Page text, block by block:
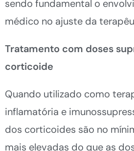
sendo fundamental o
médico no ajuste da
Tratamento com doses
corticoide
Quando utilizado como
inflamatória e
dos corticoides são no
mais elevadas do que as